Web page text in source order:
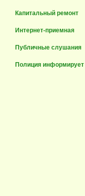
Капитальный ремонт
Интернет-приемная
Публичные слушания
Полиция информирует